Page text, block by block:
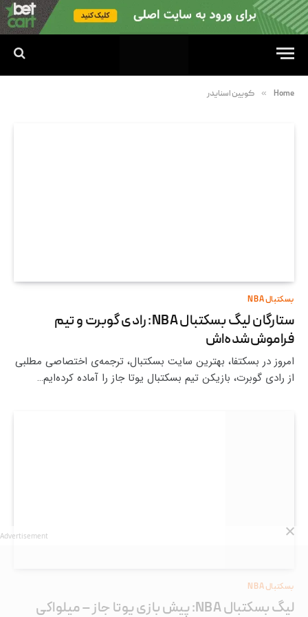
Home
» کویین اسنایدر
بسکتبال NBA
ستارگان لیگ بسکتبال NBA: رادی گوبرت و تیم
فراموش‌شده‌اش
امروز در بسکتفا، بهترین سایت بسکتبال، ترجمه‌ی اختصاصی مطلبی
از رادی گوبرت، بازیکن تیم بسکتبال یوتا جاز را آماده کرده‌ایم…
بسکتبال NBA
لیگ بسکتبال NBA: پیش بازی یوتا جاز – میلواکی
Advertisement